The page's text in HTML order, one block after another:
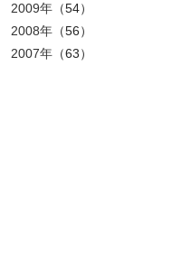
2009年 （54）
2008年 （56）
2007年 （63）